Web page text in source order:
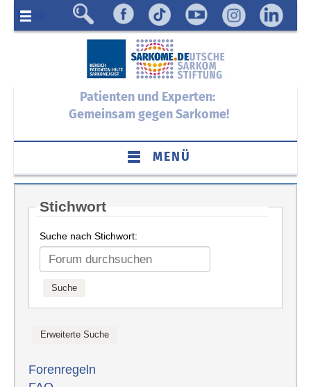
Menü
Patienten und Experten:
Gemeinsam gegen Sarkome!
MENÜ
Stichwort
Suche nach Stichwort:
Forenregeln